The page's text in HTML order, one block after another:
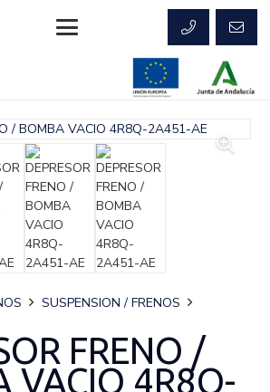
SUSPENSION / FRENOS
FRENO /
VACIO 4R8Q-